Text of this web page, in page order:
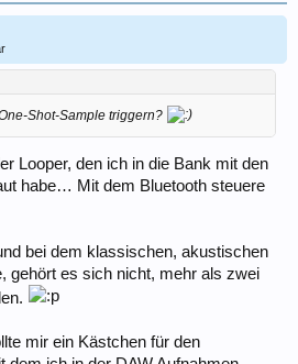
Shot-Sample triggern?
Looper, den ich in die Bank mit den
habe… Mit dem Bluetooth steuere
bei dem klassischen, akustischen
gehört es sich nicht, mehr als zwei
mir ein Kästchen für den